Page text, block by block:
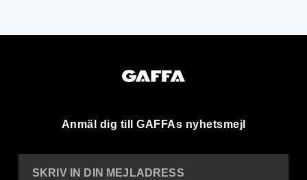
Anmäl dig till GAFFAs nyhetsmejl
SKRIV IN DIN MEJLADRESS